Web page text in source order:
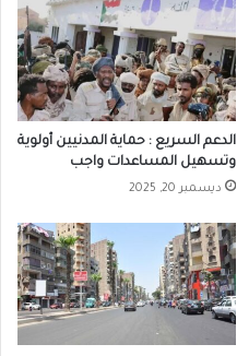
الدعم السريع : حماية المدنيين أولوية
وتسهيل المساعدات واجب
ديسمبر 20, 2025